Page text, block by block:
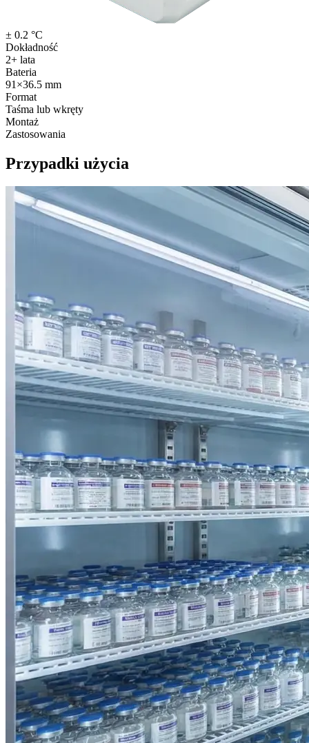
± 0.2 °C
Dokładność
2+ lata
Bateria
91×36.5 mm
Format
Taśma lub wkręty
Montaż
Zastosowania
Przypadki użycia